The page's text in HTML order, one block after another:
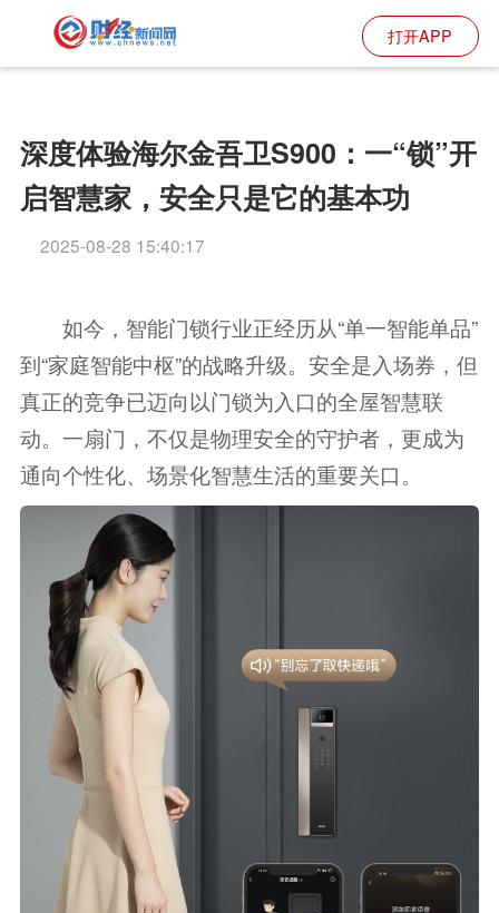
打开APP
深度体验海尔金吾卫S900：一“锁”开
启智慧家，安全只是它的基本功
2025-08-28 15:40:17
如今，智能门锁行业正经历从“单一智能单品”
到“家庭智能中枢”的战略升级。安全是入场券，但
真正的竞争已迈向以门锁为入口的全屋智慧联
动。一扇门，不仅是物理安全的守护者，更成为
通向个性化、场景化智慧生活的重要关口。